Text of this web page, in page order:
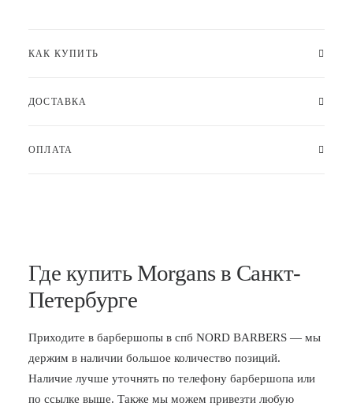
КАК КУПИТЬ
ДОСТАВКА
ОПЛАТА
Где купить Morgans в Санкт-
Петербурге
Приходите в барбершопы в спб NORD BARBERS — мы
держим в наличии большое количество позиций.
Наличие лучше уточнять по телефону барбершопа или
по ссылке выше. Также мы можем привезти любую